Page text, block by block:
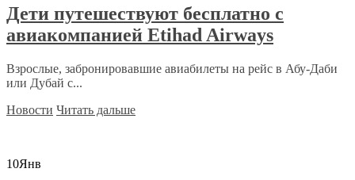
Дети путешествуют бесплатно с
авиакомпанией Etihad Airways
Взрослые, забронировавшие авиабилеты на рейс в Абу-Даби
или Дубай с...
Новости Читать дальше
10Янв